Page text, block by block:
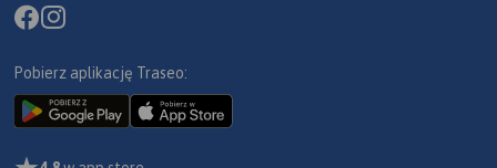
Pobierz aplikację Traseo: